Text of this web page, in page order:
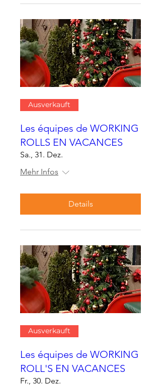
Ausverkauft
Les équipes de WORKING
ROLLS EN VACANCES
Sa., 31. Dez.
Mehr Infos
Details
Ausverkauft
Les équipes de WORKING
ROLL'S EN VACANCES
Fr., 30. Dez.